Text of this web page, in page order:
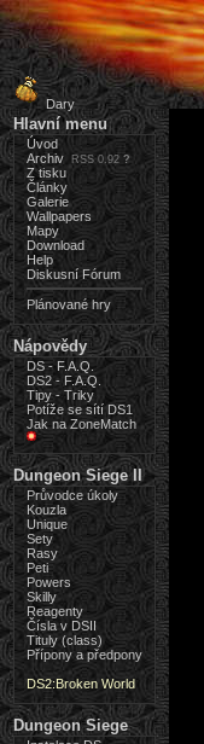
Dary
Hlavní menu
Úvod
Archiv
RSS 0.92 ?
Z tisku
Články
Galerie
Wallpapers
Mapy
Download
Help
Diskusní Fórum
Plánované hry
Nápovědy
DS - F.A.Q.
DS2 - F.A.Q.
Tipy - Triky
Potíže se sítí DS1
Jak na ZoneMatch
Dungeon Siege II
Průvodce úkoly
Kouzla
Unique
Sety
Rasy
Peti
Powers
Skilly
Reagenty
Čísla v DSII
Tituly (class)
Přípony a předpony
DS2:Broken World
Dungeon Siege